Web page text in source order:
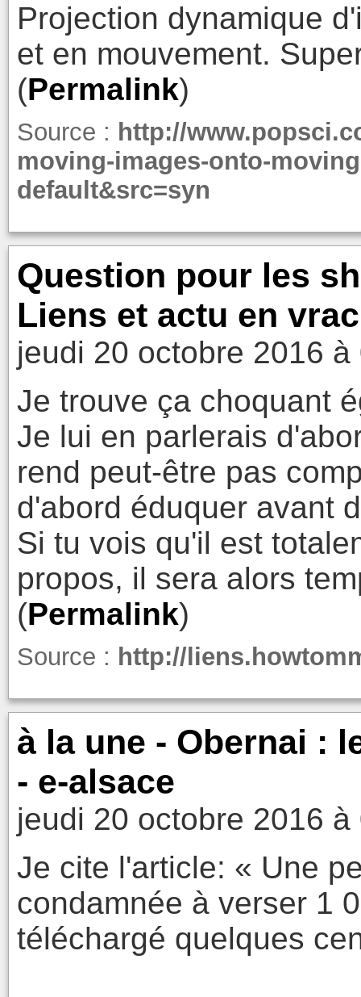
Projection dynamique
et en mouvement.
(Permalink)
Source : http://
moving-images-onto-
default&src=syn
Question pour les
Liens et actu en vrac
jeudi 20 octobre 2016 à
Je trouve ça choquant
Je lui en parlerais
rend peut-être pas
d'abord éduquer avant
Si tu vois qu'il est
propos, il sera alors
(Permalink)
Source : http://
à la une - Obernai :
- e-alsace
jeudi 20 octobre 2016 à
Je cite l'article: « Une
condamnée à verser 1
téléchargé quelques